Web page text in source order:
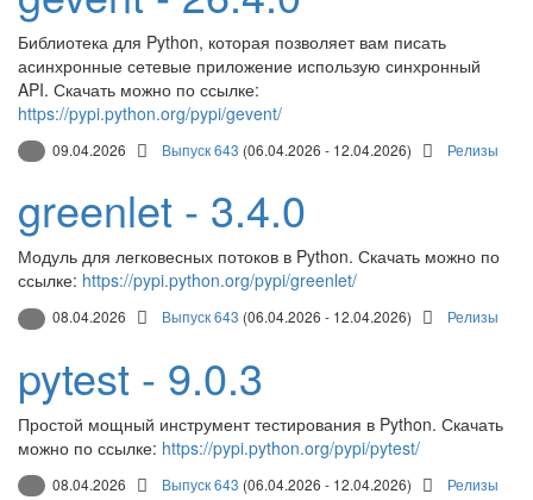
Библиотека для Python, которая позволяет вам писать
асинхронные сетевые приложение использую синхронный
API. Скачать можно по ссылке:
https://pypi.python.org/pypi/gevent/
09.04.2026 Выпуск 643 (06.04.2026 - 12.04.2026) Релизы
greenlet - 3.4.0
Модуль для легковесных потоков в Python. Скачать можно по
ссылке: https://pypi.python.org/pypi/greenlet/
08.04.2026 Выпуск 643 (06.04.2026 - 12.04.2026) Релизы
pytest - 9.0.3
Простой мощный инструмент тестирования в Python. Скачать
можно по ссылке: https://pypi.python.org/pypi/pytest/
08.04.2026 Выпуск 643 (06.04.2026 - 12.04.2026) Релизы